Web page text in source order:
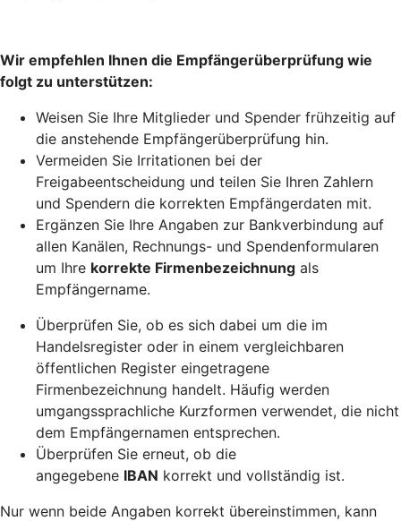
Wir empfehlen Ihnen die Empfängerüberprüfung wie
folgt zu unterstützen:
Weisen Sie Ihre Mitglieder und Spender frühzeitig auf
die anstehende Empfängerüberprüfung hin.
Vermeiden Sie Irritationen bei der
Freigabeentscheidung und teilen Sie Ihren Zahlern
und Spendern die korrekten Empfängerdaten mit.
Ergänzen Sie Ihre Angaben zur Bankverbindung auf
allen Kanälen, Rechnungs- und Spendenformularen
um Ihre korrekte Firmenbezeichnung als
Empfängername.
Überprüfen Sie, ob es sich dabei um die im
Handelsregister oder in einem vergleichbaren
öffentlichen Register eingetragene
Firmenbezeichnung handelt. Häufig werden
umgangssprachliche Kurzformen verwendet, die nicht
dem Empfängernamen entsprechen.
Überprüfen Sie erneut, ob die
angegebene IBAN korrekt und vollständig ist.
Nur wenn beide Angaben korrekt übereinstimmen, kann